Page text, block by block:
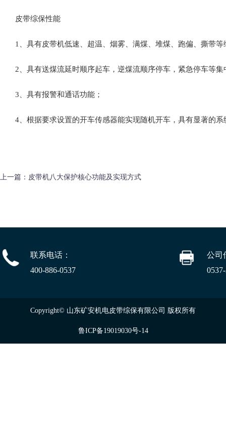
皮带综保性能
1、具有皮带机低速、超温、烟雾、满煤、堆煤、跑偏、撕带
2、具有送煤流延时顺序起车，逆煤流顺序停车，紧急停车等集
3、具有报警和通话功能；
4、根据要求设置的开车传感器能实现随机开车，具有显著的系
上一篇： 皮带机八大保护核心功能及实现方式‌
联系电话：
400-886-0537
公司
Copyright© 山东矿安机电皮带综保有限公司 版权所有
鲁ICP备19019030号-14